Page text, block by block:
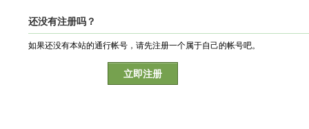
还没有注册吗？
如果还没有本站的通行帐号，请先注册一个属于自己的帐号吧。
立即注册